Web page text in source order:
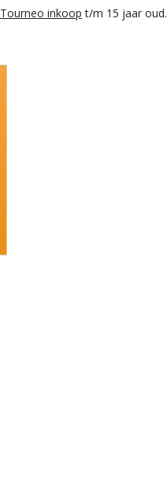
Tourneo inkoop t/m 15 jaar oud.